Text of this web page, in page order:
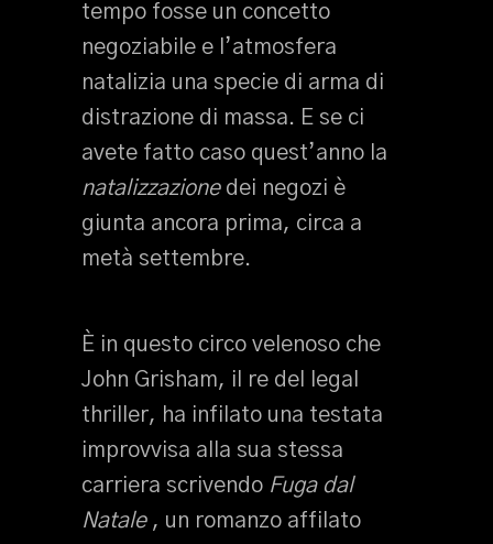
tempo fosse un concetto
negoziabile e l’atmosfera
natalizia una specie di arma di
distrazione di massa. E se ci
avete fatto caso quest’anno la
natalizzazionedei negozi è
giunta ancora prima, circa a
metà settembre.
È in questo circo velenoso che
John Grisham, il re del legal
thriller, ha infilato una testata
improvvisa alla sua stessa
carriera scrivendo Fuga dal
Natale, un romanzo affilato